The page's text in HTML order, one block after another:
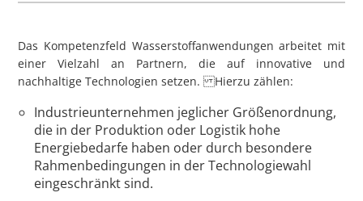
Das Kompetenzfeld Wasserstoffanwendungen arbeitet mit
einer Vielzahl an Partnern, die auf innovative und
nachhaltige Technologien setzen. Hierzu zählen:
Industrieunternehmen jeglicher Größenordnung,
die in der Produktion oder Logistik hohe
Energiebedarfe haben oder durch besondere
Rahmenbedingungen in der Technologiewahl
eingeschränkt sind.